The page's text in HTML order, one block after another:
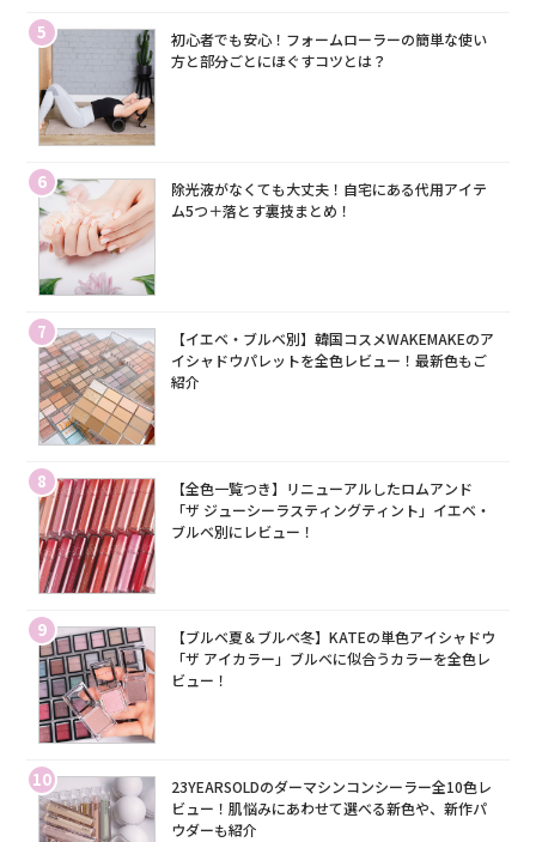
5
初心者でも安心！フォームローラーの簡単な使い
方と部分ごとにほぐすコツとは？
6
除光液がなくても大丈夫！自宅にある代用アイテ
ム5つ＋落とす裏技まとめ！
7
【イエベ・ブルベ別】韓国コスメWAKEMAKEのア
イシャドウパレットを全色レビュー！最新色もご
紹介
8
【全色一覧つき】リニューアルしたロムアンド
「ザ ジューシーラスティングティント」イエベ・
ブルベ別にレビュー！
9
【ブルベ夏＆ブルベ冬】KATEの単色アイシャドウ
「ザ アイカラー」ブルベに似合うカラーを全色レ
ビュー！
10
23YEARSOLDのダーマシンコンシーラー全10色レ
ビュー！肌悩みにあわせて選べる新色や、新作パ
ウダーも紹介